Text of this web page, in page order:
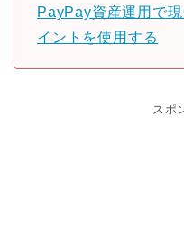
PayPay資産運用で
イントを使用する
スポ